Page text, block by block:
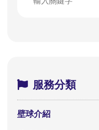
服務分類
壁球介紹